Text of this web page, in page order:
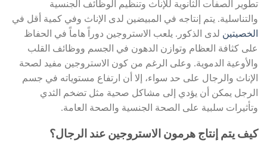
تطوير الصفات الثانوية للإناث وتنظيم الوظائف الجنسية
والتناسلية. يتم إنتاجه في المبيضين لدى الإناث وفي كمية أقل في
الخصيتين لدى الذكور. يلعب الاستروجين دوراً هاماً في الحفاظ
على كثافة العظام وتوازن الدهون في الجسم ووظائف القلب
والأوعية الدموية. وعلى الرغم من كون الاستروجين مفيد لصحة
الإناث والرجال على حد سواء، إلا أن ارتفاع مستوياته في جسم
الرجل يمكن أن يؤدي إلى مشاكل صحية مثل تضخم الثدي
وتأثيرات سلبية على الصحة الجنسية والصحة العامة.
كيف يتم إنتاج هرمون الاستروجين عند الرجال؟